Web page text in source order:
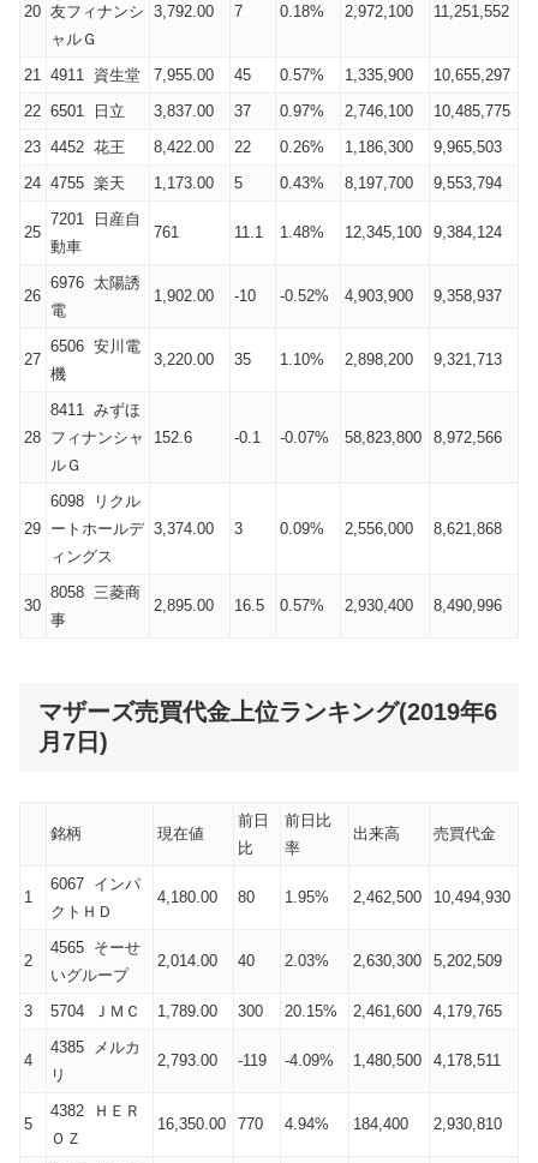
20 友フィナンシ
ャルＧ
3,792.00 7 0.18% 2,972,100 11,251,552
21 4911 資生堂 7,955.00 45 0.57% 1,335,900
10,655,297
22 6501 日立 3,837.00 37 0.97% 2,746,100
10,485,775
23 4452 花王 8,422.00 22 0.26% 1,186,300
9,965,503
24 4755 楽天 1,173.00 5 0.43% 8,197,700 9,553,794
25
7201 日産自
動車
761 11.1 1.48% 12,345,100 9,384,124
26
6976 太陽誘
電
1,902.00 -10 -0.52% 4,903,900 9,358,937
27
6506 安川電
機
3,220.00 35 1.10% 2,898,200 9,321,713
28
8411 みずほ
フィナンシャ
ルＧ
152.6 -0.1 -0.07% 58,823,800 8,972,566
29
6098 リクル
ートホールデ
ィングス
3,374.00 3 0.09% 2,556,000 8,621,868
30
8058 三菱商
事
2,895.00 16.5 0.57% 2,930,400 8,490,996
マザーズ売買代金上位ランキング(2019年6
月7日)
銘柄 現在値
前日
比
前日比
率
出来高 売買代金
1
6067 インパ
クトＨＤ
4,180.00 80 1.95% 2,462,500 10,494,930
2
4565 そーせ
いグループ
2,014.00 40 2.03% 2,630,300 5,202,509
3 5704 ＪＭＣ 1,789.00 300 20.15% 2,461,600 4,179,765
4
4385 メルカ
リ
2,793.00 -119 -4.09% 1,480,500 4,178,511
5
4382 ＨＥＲ
ＯＺ
16,350.00 770 4.94% 184,400 2,930,810